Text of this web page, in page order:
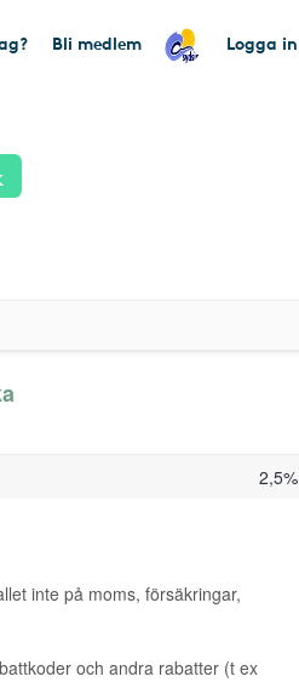
Bli medlem Logga in
2,5%
inte på moms, försäkringar,
och andra rabatter (t ex